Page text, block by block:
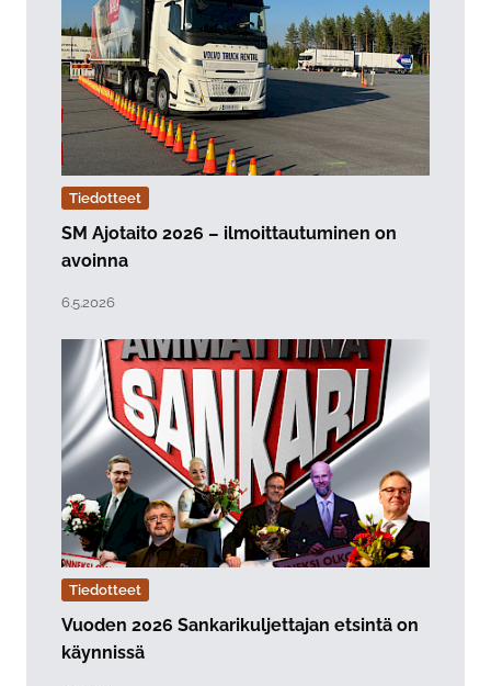
Tiedotteet
SM Ajotaito 2026 – ilmoittautuminen on
avoinna
6.5.2026
Tiedotteet
Vuoden 2026 Sankarikuljettajan etsintä on
käynnissä